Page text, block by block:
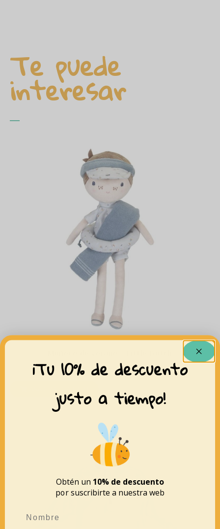
Te puede
interesar
21,95€ 17,56€
¡Tu 10% de descuento
justo a tiempo!
Obtén un 10% de descuento
por suscribirte a nuestra web